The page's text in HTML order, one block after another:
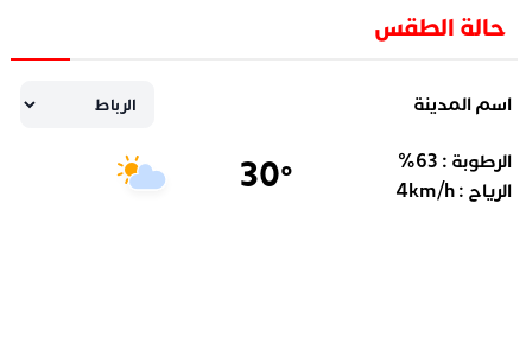
حالة الطقس
اسم المدينة
الرطوبة : 63
%
الرياح :
4km/h
30